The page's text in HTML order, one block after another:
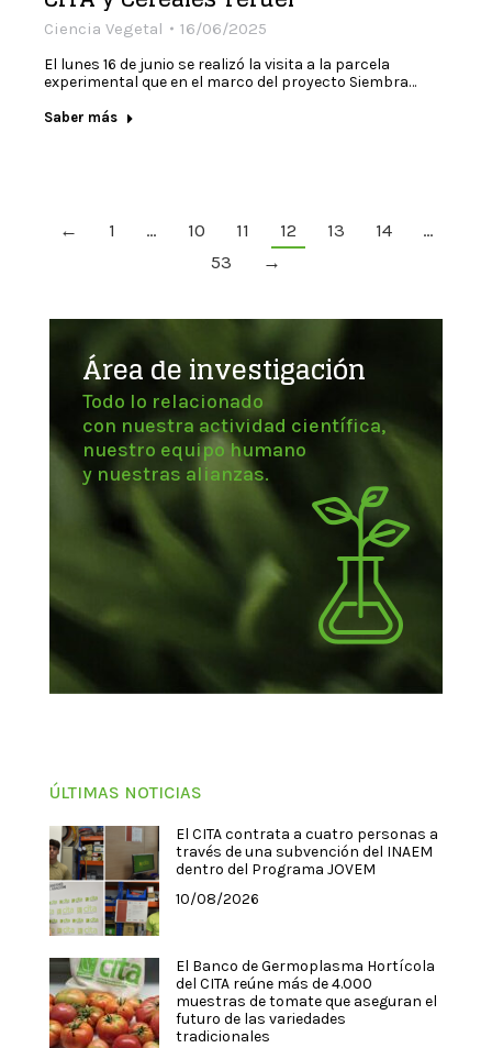
Ciencia Vegetal 16/06/2025
El lunes 16 de junio se realizó la visita a la parcela
experimental que en el marco del proyecto Siembra…
Saber más
← 1 … 10 11 12 13 14
…
53
→
Área de investigación
Todo lo relacionado
con nuestra actividad científica,
nuestro equipo humano
y nuestras alianzas.
ÚLTIMAS NOTICIAS
El CITA contrata a cuatro personas a
través de una subvención del INAEM
dentro del Programa JOVEM
10/08/2026
El Banco de Germoplasma Hortícola
del CITA reúne más de 4.000
muestras de tomate que aseguran el
futuro de las variedades
tradicionales